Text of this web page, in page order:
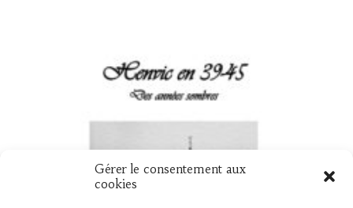
Gérer le consentement aux
cookies
UN NOUVEAU LIVRE « HENVIC EN 39